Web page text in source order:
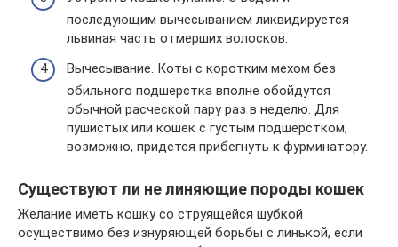
последующим вычесыванием ликвидируется
львиная часть отмерших волосков.
Вычесывание. Коты с коротким мехом без
обильного подшерстка вполне обойдутся
обычной расческой пару раз в неделю. Для
пушистых или кошек с густым подшерстком,
возможно, придется прибегнуть к фурминатору.
Существуют ли не линяющие породы кошек
Желание иметь кошку со струящейся шубкой
осуществимо без изнуряющей борьбы с линькой, если